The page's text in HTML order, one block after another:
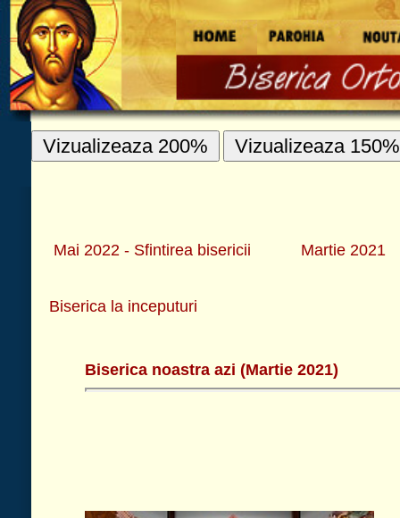
Vizualizeaza 200% Vizualizeaza 150% Vizualizeaza 100%
IMAGINI
Mai 2022 - Sfintirea bisericii Martie 2021 Decembrie 2019